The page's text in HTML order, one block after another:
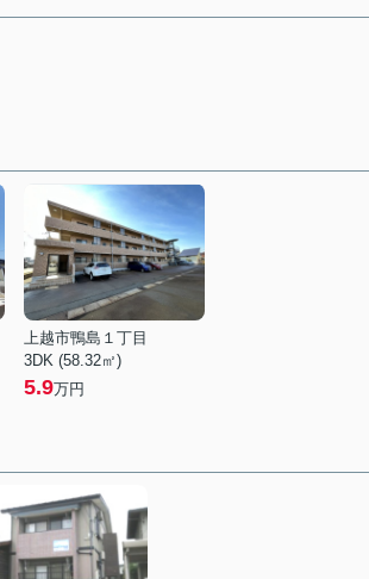
上越市鴨島１丁目
3DK (58.32㎡)
5.9万円